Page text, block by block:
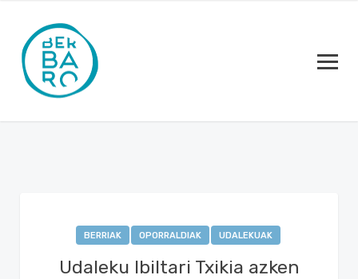
BERRIAK OPORRALDIAK UDALEKUAK
Udaleku Ibiltari Txikia azken